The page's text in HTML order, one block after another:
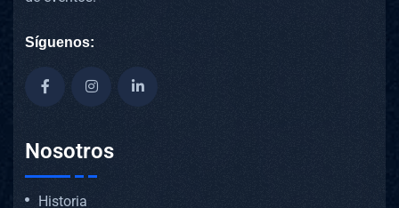
Síguenos:
Nosotros
Historia